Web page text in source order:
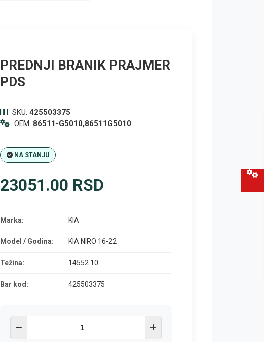
PREDNJI BRANIK PRAJMER
PDS
SKU:425503375
OEM: 86511-G5010,86511G5010
NA STANJU
23051.00 RSD
Marka: KIA
Model / Godina: KIA NIRO 16-22
Težina: 14552.10
Bar kod: 425503375